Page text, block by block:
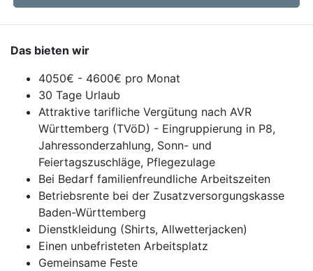
Das bieten wir
4050€ - 4600€ pro Monat
30 Tage Urlaub
Attraktive tarifliche Vergütung nach AVR
Württemberg (TVöD) - Eingruppierung in P8,
Jahressonderzahlung, Sonn- und
Feiertagszuschläge, Pflegezulage
Bei Bedarf familienfreundliche Arbeitszeiten
Betriebsrente bei der Zusatzversorgungskasse
Baden-Württemberg
Dienstkleidung (Shirts, Allwetterjacken)
Einen unbefristeten Arbeitsplatz
Gemeinsame Feste